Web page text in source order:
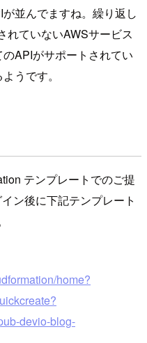
並んでますね。繰り返し
れていないAWSサービス
APIがサポートされてい
うです。
テンプレートでのご提
ン後に下記テンプレート
home?
devio-blog-